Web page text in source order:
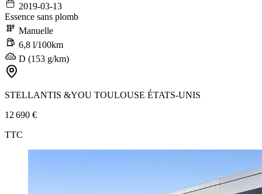
2019-03-13
Essence sans plomb
Manuelle
6,8 l/100km
D (153 g/km)
STELLANTIS &YOU TOULOUSE ÉTATS-UNIS
12 690 €
TTC